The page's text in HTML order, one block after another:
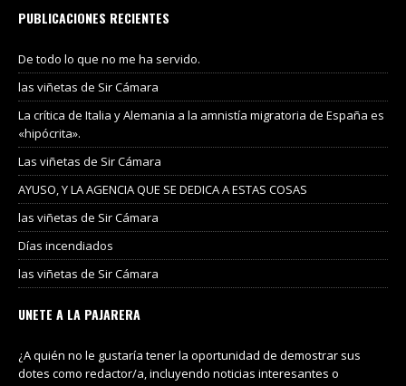
PUBLICACIONES RECIENTES
De todo lo que no me ha servido.
las viñetas de Sir Cámara
La crítica de Italia y Alemania a la amnistía migratoria de España es
«hipócrita».
Las viñetas de Sir Cámara
AYUSO, Y LA AGENCIA QUE SE DEDICA A ESTAS COSAS
las viñetas de Sir Cámara
Días incendiados
las viñetas de Sir Cámara
UNETE A LA PAJARERA
¿A quién no le gustaría tener la oportunidad de demostrar sus
dotes como redactor/a, incluyendo noticias interesantes o